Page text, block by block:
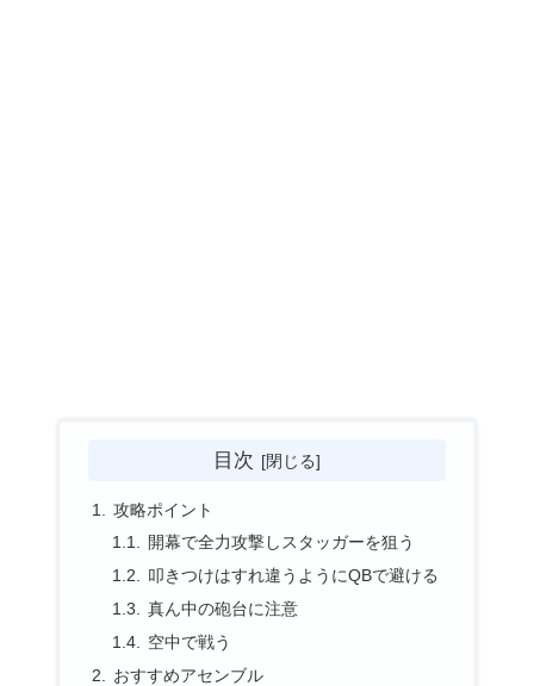
目次
攻略ポイント
開幕で全力攻撃しスタッガーを狙う
叩きつけはすれ違うようにQBで避ける
真ん中の砲台に注意
空中で戦う
おすすめアセンブル